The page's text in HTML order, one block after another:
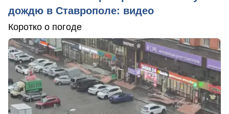
дождю в Ставрополе: видео
Коротко о погоде